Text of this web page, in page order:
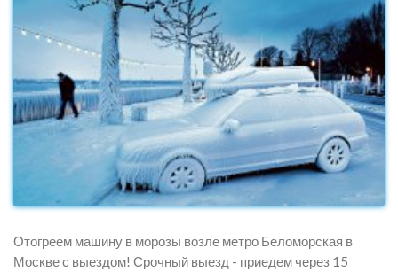
Отогреем машину в морозы возле метро Беломорская в
Москве с выездом! Срочный выезд - приедем через 15